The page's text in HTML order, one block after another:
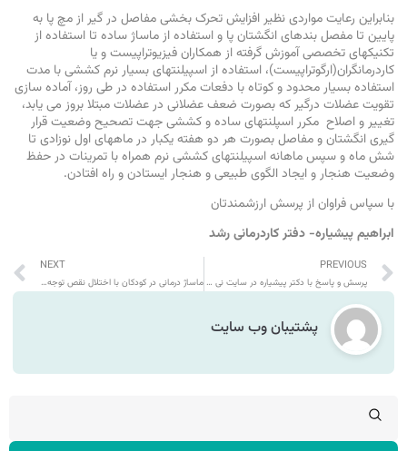
بنابراین رعایت مواردی نظیر افزایش تحرک بخشی مفاصل در گیر از مچ پا به
پایین تا مفصل بندهای انگشتان پا و استفاده از ماساژ ساده تا استفاده از
تکنیکهای تخصصی آموزش گرفته از همکاران فیزیوتراپیست و یا
کاردرمانگران(ارگوتراپیست)، استفاده از اسپیلنتهای بسیار نرم کششی با مدت
استفاده بسیار محدود و کوتاه با دفعات مکرر استفاده در طی روز، آماده سازی
تقویت عضلات درگیر که بصورت ضعف عضلانی در عضلات مبتلا بروز می یابد،
تغییر و اصلاح مکرر اسپلنتهای ساده و کششی جهت تصحیح وضعیت قرار
گیری انگشتان و مفاصل بصورت هر دو هفته یکبار در ماههای اول نوزادی تا
شش ماه و سپس ماهانه اسپیلنتهای کششی نرم همراه با تمرینات در حفظ
وضعیت هنجار و ایجاد الگوی طبیعی و هنجار ایستادن و راه افتادن.
با سپاس فراوان از پرسش ارزشمندتان
ابراهیم پیشیاره- دفتر کاردرمانی رشد
PREVIOUS
پرسش و پاسخ با دکتر پیشیاره در سایت نی نی سایت :
NEXT
ماساژ درمانی در کودکان با اختلال نقص توجه/بیش فعالی (ADHD)
پشتیبان وب سایت